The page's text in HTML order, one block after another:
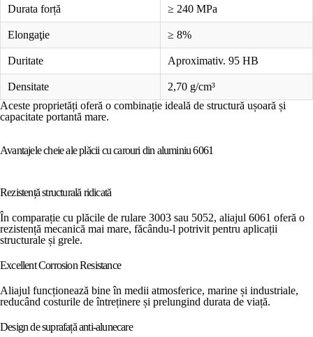
Durata forță ≥ 240 MPa
Elongaţie ≥ 8%
Duritate Aproximativ. 95 HB
Densitate
2,70 g/cm³
Aceste proprietăți oferă o combinație ideală de structură ușoară și
capacitate portantă mare.
Avantajele cheie ale plăcii cu carouri din aluminiu 6061
Rezistență structurală ridicată
În comparație cu plăcile de rulare 3003 sau 5052, aliajul 6061 oferă o
rezistență mecanică mai mare, făcându-l potrivit pentru aplicații
structurale și grele.
Excellent Corrosion Resistance
Aliajul funcționează bine în medii atmosferice, marine și industriale,
reducând costurile de întreținere și prelungind durata de viață.
Design de suprafață anti-alunecare